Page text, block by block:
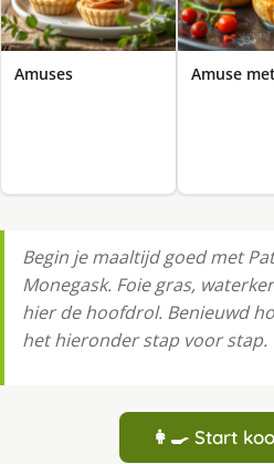
Amuses Amuse
Begin je maaltijd goed met
Monegask. Foie gras,
hier de hoofdrol. Benieuwd
het hieronder stap voor stap.
👩‍🍳 Start